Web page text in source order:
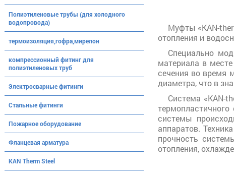
Муфты «KAN-
отопления и
Специально
материала в
сечения во время
диаметра, что в
Система «KAN-
системы
аппаратов.
прочность
отопления,
Полиэтиленовые трубы (для холодного
водопровода)
термоизоляция,гофра,мирелон
компрессионный фитинг для
полиэтиленовых труб
Электросварные фитинги
Стальные фитинги
Пожарное оборудование
Фланцевая арматура
KAN Therm Steel